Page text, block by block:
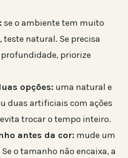
se o ambiente tem muito
natural. Se precisa
priorize
opções: uma natural e
duas artificiais com ações
trocar o tempo inteiro.
antes da cor: mude um
o tamanho não encaixa, a